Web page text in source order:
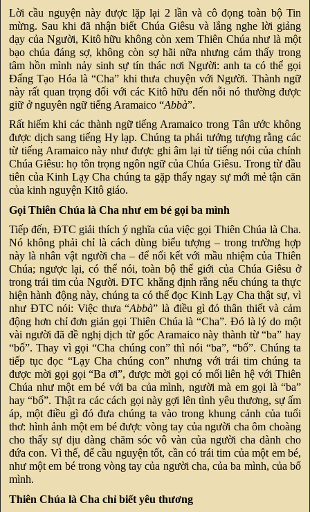
Lời cầu nguyện này được lặp lại 2 lần và cô đọng toàn bộ Tin
mừng. Sau khi đã nhận biết Chúa Giêsu và lắng nghe lời giảng
dạy của Người, Kitô hữu không còn xem Thiên Chúa như là một
bạo chúa đáng sợ, không còn sợ hãi nữa nhưng cảm thấy trong
tâm hồn mình nảy sinh sự tín thác nơi Người: anh ta có thể gọi
Đấng Tạo Hóa là “Cha” khi thưa chuyện với Người. Thành ngữ
này rất quan trọng đối với các Kitô hữu đến nỗi nó thường được
giữ ở nguyên ngữ tiếng Aramaico “Abbà”.
Rất hiếm khi các thành ngữ tiếng Aramaico trong Tân ước không
được dịch sang tiếng Hy lạp. Chúng ta phải tưởng tượng rằng các
từ tiếng Aramaico này như được ghi âm lại từ tiếng nói của chính
Chúa Giêsu: họ tôn trọng ngôn ngữ của Chúa Giêsu. Trong từ đầu
tiên của Kinh Lạy Cha chúng ta gặp thấy ngay sự mới mẻ tận căn
của kinh nguyện Kitô giáo.
Gọi Thiên Chúa là Cha như em bé gọi ba mình
Tiếp đến, ĐTC giải thích ý nghĩa của việc gọi Thiên Chúa là Cha.
Nó không phải chỉ là cách dùng biểu tượng – trong trường hợp
này là nhân vật người cha – để nối kết với mầu nhiệm của Thiên
Chúa; ngược lại, có thể nói, toàn bộ thế giới của Chúa Giêsu ở
trong trái tim của Người. ĐTC khẳng định rằng nếu chúng ta thực
hiện hành động này, chúng ta có thể đọc Kinh Lạy Cha thật sự, vì
như ĐTC nói: Việc thưa “Abbà” là điều gì đó thân thiết và cảm
động hơn chỉ đơn giản gọi Thiên Chúa là “Cha”. Đó là lý do một
vài người đã đề nghị dịch từ gốc Aramaico này thành từ “ba” hay
“bố”. Thay vì gọi “Cha chúng con” thì nói “ba”, “bố”. Chúng ta
tiếp tục đọc “Lạy Cha chúng con” nhưng với trái tim chúng ta
được mời gọi gọi “Ba ơi”, được mời gọi có mối liên hệ với Thiên
Chúa như một em bé với ba của mình, người mà em gọi là “ba”
hay “bố”. Thật ra các cách gọi này gợi lên tình yêu thương, sự ấm
áp, một điều gì đó đưa chúng ta vào trong khung cảnh của tuổi
thơ: hình ảnh một em bé được vòng tay của người cha ôm choàng
cho thấy sự dịu dàng chăm sóc vô vàn của người cha dành cho
đứa con. Vì thế, để cầu nguyện tốt, cần có trái tim của một em bé,
như một em bé trong vòng tay của người cha, của ba mình, của bố
mình.
Thiên Chúa là Cha chỉ biết yêu thương